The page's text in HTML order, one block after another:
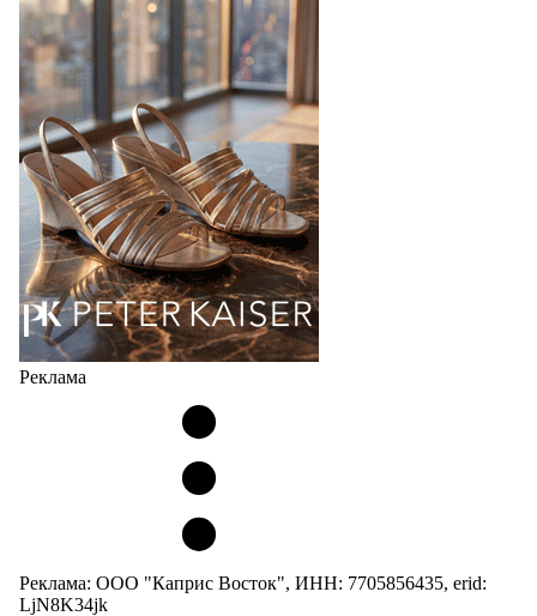
Популярный силуэт бренда,1999 года выпуска,
соответствует сегодняшнему тренду на
сникерины (гибридный вариант балеток и
кроссовок обтекаемой формы и с тонкой подошвой).
Но в модели Miu Miu Bubble присутствует еще и…
05.08.2026 2731
Реклама
Реклама: ООО "Каприс Восток", ИНН: 7705856435, erid:
LjN8K34jk